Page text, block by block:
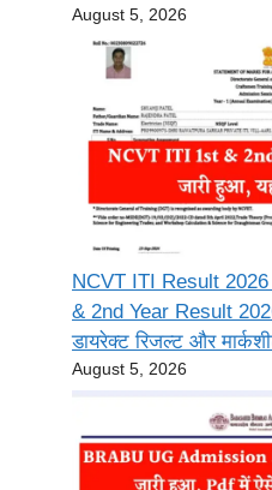
August 5, 2026
NCVT ITI Result
& 2nd Year Result
डायरेक्ट रिजल्ट और
August 5, 2026